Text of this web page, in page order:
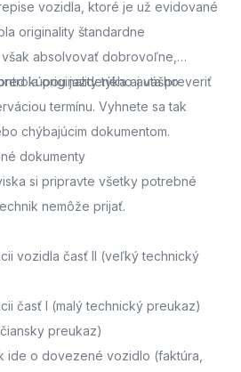
vozidla, ktoré je už evidované
originality štandardne
absolvovať dobrovoľne,
kúpou jazdeného auta preveriť
originality týka aj vášho
termínu. Vyhnete sa tak
chýbajúcim dokumentom.
dokumenty
si pripravte všetky potrebné
nemôže prijať.
vozidla časť II (veľký technický
časť I (malý technický preukaz)
preukaz)
ide o dovezené vozidlo (faktúra,